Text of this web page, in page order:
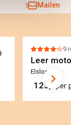
Mailen
9
Leer
Elsloo
125,- per